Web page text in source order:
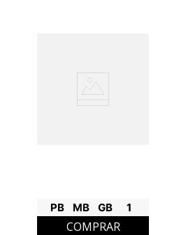
PB MB GB 1
COMPRAR